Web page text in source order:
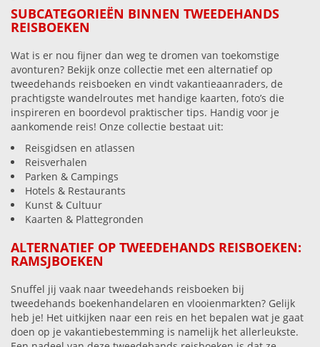
SUBCATEGORIEËN BINNEN TWEEDEHANDS
REISBOEKEN
Wat is er nou fijner dan weg te dromen van toekomstige
avonturen? Bekijk onze collectie met een alternatief op
tweedehands reisboeken en vindt vakantieaanraders, de
prachtigste wandelroutes met handige kaarten, foto’s die
inspireren en boordevol praktischer tips. Handig voor je
aankomende reis! Onze collectie bestaat uit:
Reisgidsen en atlassen
Reisverhalen
Parken & Campings
Hotels & Restaurants
Kunst & Cultuur
Kaarten & Plattegronden
ALTERNATIEF OP TWEEDEHANDS REISBOEKEN:
RAMSJBOEKEN
Snuffel jij vaak naar tweedehands reisboeken bij
tweedehands boekenhandelaren en vlooienmarkten? Gelijk
heb je! Het uitkijken naar een reis en het bepalen wat je gaat
doen op je vakantiebestemming is namelijk het allerleukste.